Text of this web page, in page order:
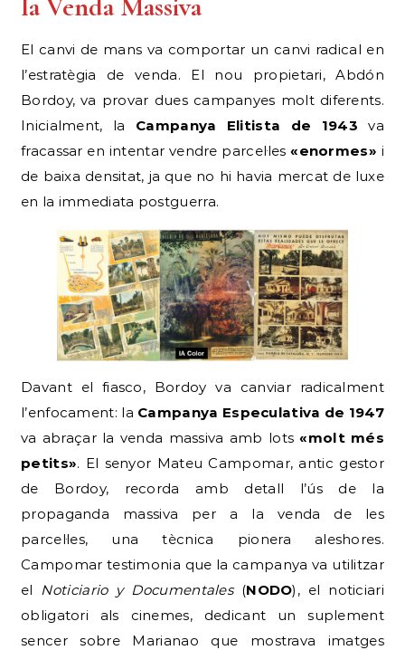
la Venda Massiva
El canvi de mans va comportar un canvi radical en
l’estratègia de venda. El nou propietari, Abdón
Bordoy, va provar dues campanyes molt diferents.
Inicialment, la Campanya Elitista de 1943 va
fracassar en intentar vendre parcel·les«enormes» i
de baixa densitat, ja que no hi havia mercat de luxe
en la immediata postguerra.
Davant el fiasco, Bordoy va canviar radicalment
l’enfocament: la Campanya Especulativa de 1947
va abraçar la venda massiva amb lots«molt més
petits». El senyor Mateu Campomar, antic gestor
de Bordoy, recorda amb detall l’ús de la
propaganda massiva per a la venda de les
parcel·les, una tècnica pionera aleshores.
Campomar testimonia que la campanya va utilitzar
el Noticiario y Documentales(NODO), el noticiari
obligatori als cinemes, dedicant un suplement
sencer sobre Marianao que mostrava imatges